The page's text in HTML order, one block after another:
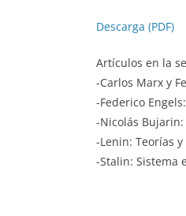
Descarga (PDF)
Artículos en la
-Carlos Marx y
-Federico
-Nicolás
-Lenin: Teorías
-Stalin: Sistema